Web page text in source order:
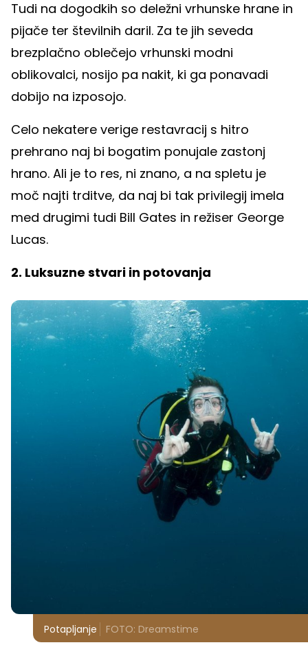
Tudi na dogodkih so deležni vrhunske hrane in
pijače ter številnih daril. Za te jih seveda
brezplačno oblečejo vrhunski modni
oblikovalci, nosijo pa nakit, ki ga ponavadi
dobijo na izposojo.
Celo nekatere verige restavracij s hitro
prehrano naj bi bogatim ponujale zastonj
hrano. Ali je to res, ni znano, a na spletu je
moč najti trditve, da naj bi tak privilegij imela
med drugimi tudi Bill Gates in režiser George
Lucas.
2. Luksuzne stvari in potovanja
Potapljanje FOTO: Dreamstime